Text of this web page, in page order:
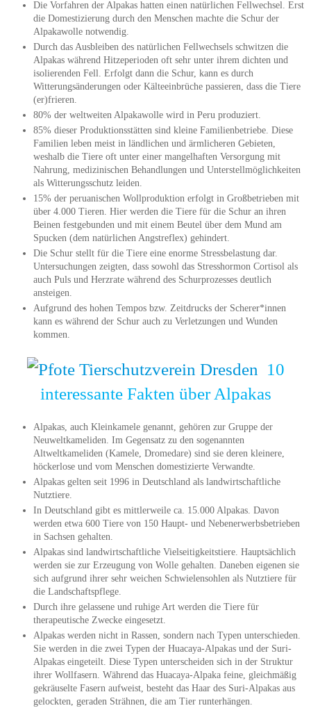
Die Vorfahren der Alpakas hatten einen natürlichen Fellwechsel. Erst
die Domestizierung durch den Menschen machte die Schur der
Alpakawolle notwendig.
Durch das Ausbleiben des natürlichen Fellwechsels schwitzen die
Alpakas während Hitzeperioden oft sehr unter ihrem dichten und
isolierenden Fell. Erfolgt dann die Schur, kann es durch
Witterungsänderungen oder Kälteeinbrüche passieren, dass die Tiere
(er)frieren.
80% der weltweiten Alpakawolle wird in Peru produziert.
85% dieser Produktionsstätten sind kleine Familienbetriebe. Diese
Familien leben meist in ländlichen und ärmlicheren Gebieten,
weshalb die Tiere oft unter einer mangelhaften Versorgung mit
Nahrung, medizinischen Behandlungen und Unterstellmöglichkeiten
als Witterungsschutz leiden.
15% der peruanischen Wollproduktion erfolgt in Großbetrieben mit
über 4.000 Tieren. Hier werden die Tiere für die Schur an ihren
Beinen festgebunden und mit einem Beutel über dem Mund am
Spucken (dem natürlichen Angstreflex) gehindert.
Die Schur stellt für die Tiere eine enorme Stressbelastung dar.
Untersuchungen zeigten, dass sowohl das Stresshormon Cortisol als
auch Puls und Herzrate während des Schurprozesses deutlich
ansteigen.
Aufgrund des hohen Tempos bzw. Zeitdrucks der Scherer*innen
kann es während der Schur auch zu Verletzungen und Wunden
kommen.
10
interessante Fakten über Alpakas
Alpakas, auch Kleinkamele genannt, gehören zur Gruppe der
Neuweltkameliden. Im Gegensatz zu den sogenannten
Altweltkameliden (Kamele, Dromedare) sind sie deren kleinere,
höckerlose und vom Menschen domestizierte Verwandte.
Alpakas gelten seit 1996 in Deutschland als landwirtschaftliche
Nutztiere.
In Deutschland gibt es mittlerweile ca. 15.000 Alpakas. Davon
werden etwa 600 Tiere von 150 Haupt- und Nebenerwerbsbetrieben
in Sachsen gehalten.
Alpakas sind landwirtschaftliche Vielseitigkeitstiere. Hauptsächlich
werden sie zur Erzeugung von Wolle gehalten. Daneben eigenen sie
sich aufgrund ihrer sehr weichen Schwielensohlen als Nutztiere für
die Landschaftspflege.
Durch ihre gelassene und ruhige Art werden die Tiere für
therapeutische Zwecke eingesetzt.
Alpakas werden nicht in Rassen, sondern nach Typen unterschieden.
Sie werden in die zwei Typen der Huacaya-Alpakas und der Suri-
Alpakas eingeteilt. Diese Typen unterscheiden sich in der Struktur
ihrer Wollfasern. Während das Huacaya-Alpaka feine, gleichmäßig
gekräuselte Fasern aufweist, besteht das Haar des Suri-Alpakas aus
gelockten, geraden Strähnen, die am Tier runterhängen.